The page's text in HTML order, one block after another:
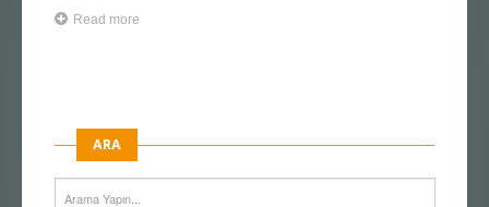
Read more
ARA